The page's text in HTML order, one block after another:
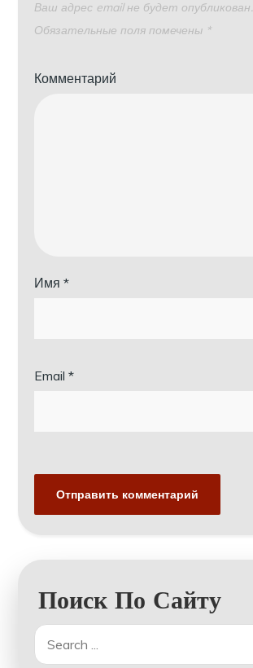
Ваш адрес email не будет опубликован.
Обязательные поля помечены *
Комментарий
Имя*
Email*
Поиск По Сайту
Search
for: